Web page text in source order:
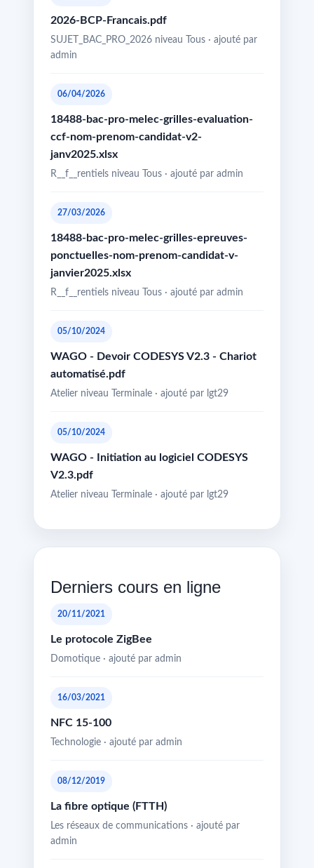
2026-BCP-Francais.pdf
SUJET_BAC_PRO_2026 niveau Tous · ajouté par
admin
06/04/2026
18488-bac-pro-melec-grilles-evaluation-
ccf-nom-prenom-candidat-v2-
janv2025.xlsx
R__f__rentiels niveau Tous · ajouté par admin
27/03/2026
18488-bac-pro-melec-grilles-epreuves-
ponctuelles-nom-prenom-candidat-v-
janvier2025.xlsx
R__f__rentiels niveau Tous · ajouté par admin
05/10/2024
WAGO - Devoir CODESYS V2.3 - Chariot
automatisé.pdf
Atelier niveau Terminale · ajouté par lgt29
05/10/2024
WAGO - Initiation au logiciel CODESYS
V2.3.pdf
Atelier niveau Terminale · ajouté par lgt29
Derniers cours en ligne
20/11/2021
Le protocole ZigBee
Domotique · ajouté par admin
16/03/2021
NFC 15-100
Technologie · ajouté par admin
08/12/2019
La fibre optique (FTTH)
Les réseaux de communications · ajouté par
admin